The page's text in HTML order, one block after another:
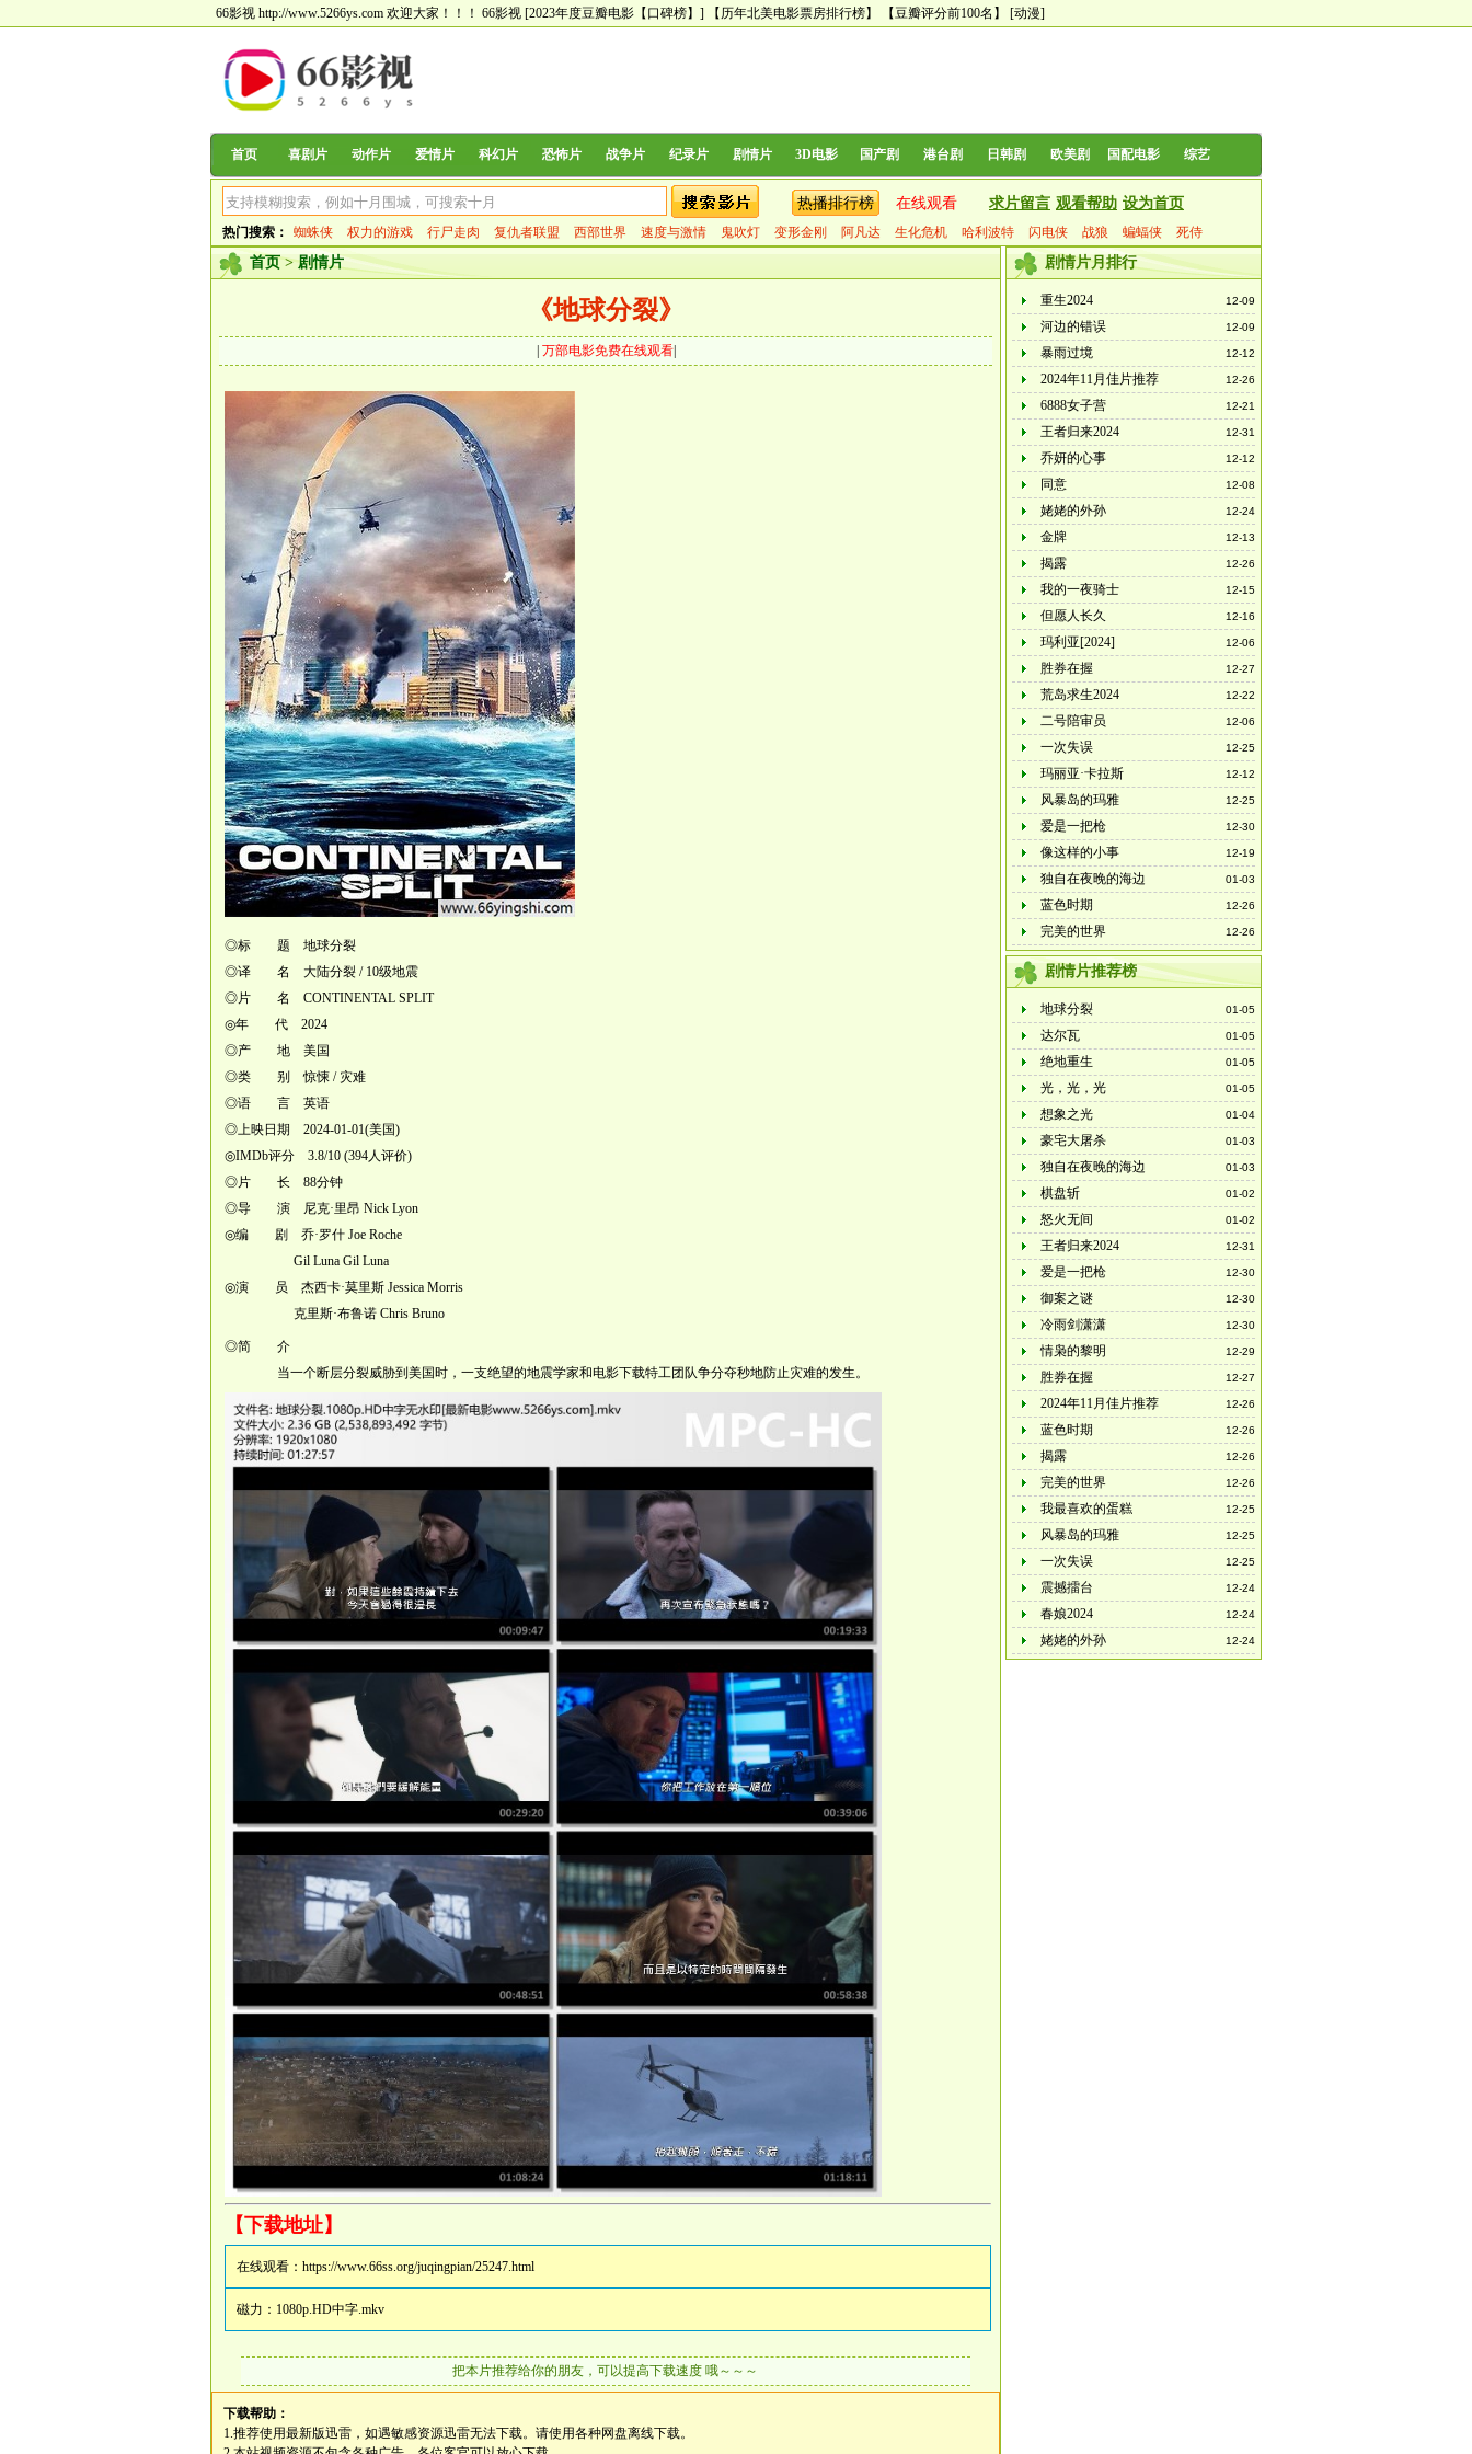
66影视 http://www.5266ys.com 欢迎大家！！！ 66影视 [2023年度豆瓣电影【口碑榜】] 【历年北美电影票房排行榜】 【豆瓣评分前100名】 [动漫]
首页 喜剧片 动作片 爱情片 科幻片 恐怖片 战争片 纪录片 剧情片 3D电影 国产剧 港台剧 日韩剧 欧美剧 国配电影 综艺
热播排行榜 在线观看 求片留言 观看帮助 设为首页
热门搜索： 蜘蛛侠 权力的游戏 行尸走肉 复仇者联盟 西部世界 速度与激情 鬼吹灯 变形金刚 阿凡达 生化危机 哈利波特 闪电侠 战狼 蝙蝠侠 死侍
首页>剧情片
《地球分裂》
万部电影免费在线观看|
◎标 题 地球分裂
◎译 名 大陆分裂 / 10级地震
◎片 名 CONTINENTAL SPLIT
◎年 代 2024
◎产 地 美国
◎类 别 惊悚 / 灾难
◎语 言 英语
◎上映日期 2024-01-01(美国)
◎IMDb评分 3.8/10 (394人评价)
◎片 长 88分钟
◎导 演 尼克·里昂 Nick Lyon
◎编 剧 乔·罗什 Joe Roche
Gil Luna Gil Luna
◎演 员 杰西卡·莫里斯 Jessica Morris
克里斯·布鲁诺 Chris Bruno
◎简 介
当一个断层分裂威胁到美国时，一支绝望的地震学家和电影下载特工团队争分夺秒地防止灾难的发生。
【下载地址】
在线观看： https://www.66ss.org/juqingpian/25247.html
磁力： 1080p.HD中字.mkv
把本片推荐给你的朋友，可以提高下载速度 哦～～～
下载帮助：
1.推荐使用最新版迅雷，如遇敏感资源迅雷无法下载。请使用各种网盘离线下载。
剧情片月排行
12-09
重生2024
12-09
河边的错误
12-12
暴雨过境
12-26
2024年11月佳片推荐
12-21
6888女子营
12-31
王者归来2024
12-12
乔妍的心事
12-08
同意
12-24
姥姥的外孙
12-13
金牌
12-26
揭露
12-15
我的一夜骑士
12-16
但愿人长久
12-06
玛利亚[2024]
12-27
胜券在握
12-22
荒岛求生2024
12-06
二号陪审员
12-25
一次失误
12-12
玛丽亚·卡拉斯
12-25
风暴岛的玛雅
12-30
爱是一把枪
12-19
像这样的小事
01-03
独自在夜晚的海边
12-26
蓝色时期
12-26
完美的世界
剧情片推荐榜
01-05
地球分裂
01-05
达尔瓦
01-05
绝地重生
01-05
光，光，光
01-04
想象之光
01-03
豪宅大屠杀
01-03
独自在夜晚的海边
01-02
棋盘斩
01-02
怒火无间
12-31
王者归来2024
12-30
爱是一把枪
12-30
御案之谜
12-30
冷雨剑潇潇
12-29
情枭的黎明
12-27
胜券在握
12-26
2024年11月佳片推荐
12-26
蓝色时期
12-26
揭露
12-26
完美的世界
12-25
我最喜欢的蛋糕
12-25
风暴岛的玛雅
12-25
一次失误
12-24
震撼擂台
12-24
春娘2024
12-24
姥姥的外孙